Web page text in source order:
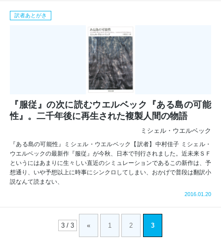
訳者あとがき
『服従』の次に読むウエルベック『ある島の可能
性』。二千年後に再生された複製人間の物語
ミシェル・ウエルベック
『ある島の可能性』ミシェル・ウエルベック【訳者】中村佳子 ミシェル・
ウエルベックの最新作『服従』が今秋、日本で刊行されました。近未来ＳＦ
というにはあまりに生々しい直近のシミュレーションであるこの新作は、予
想通り、いや予想以上に時事にシンクロしてしまい、おかげで普段は翻訳小
説なんて読まない、
2016.01.20
3 / 3 « 1 2 3